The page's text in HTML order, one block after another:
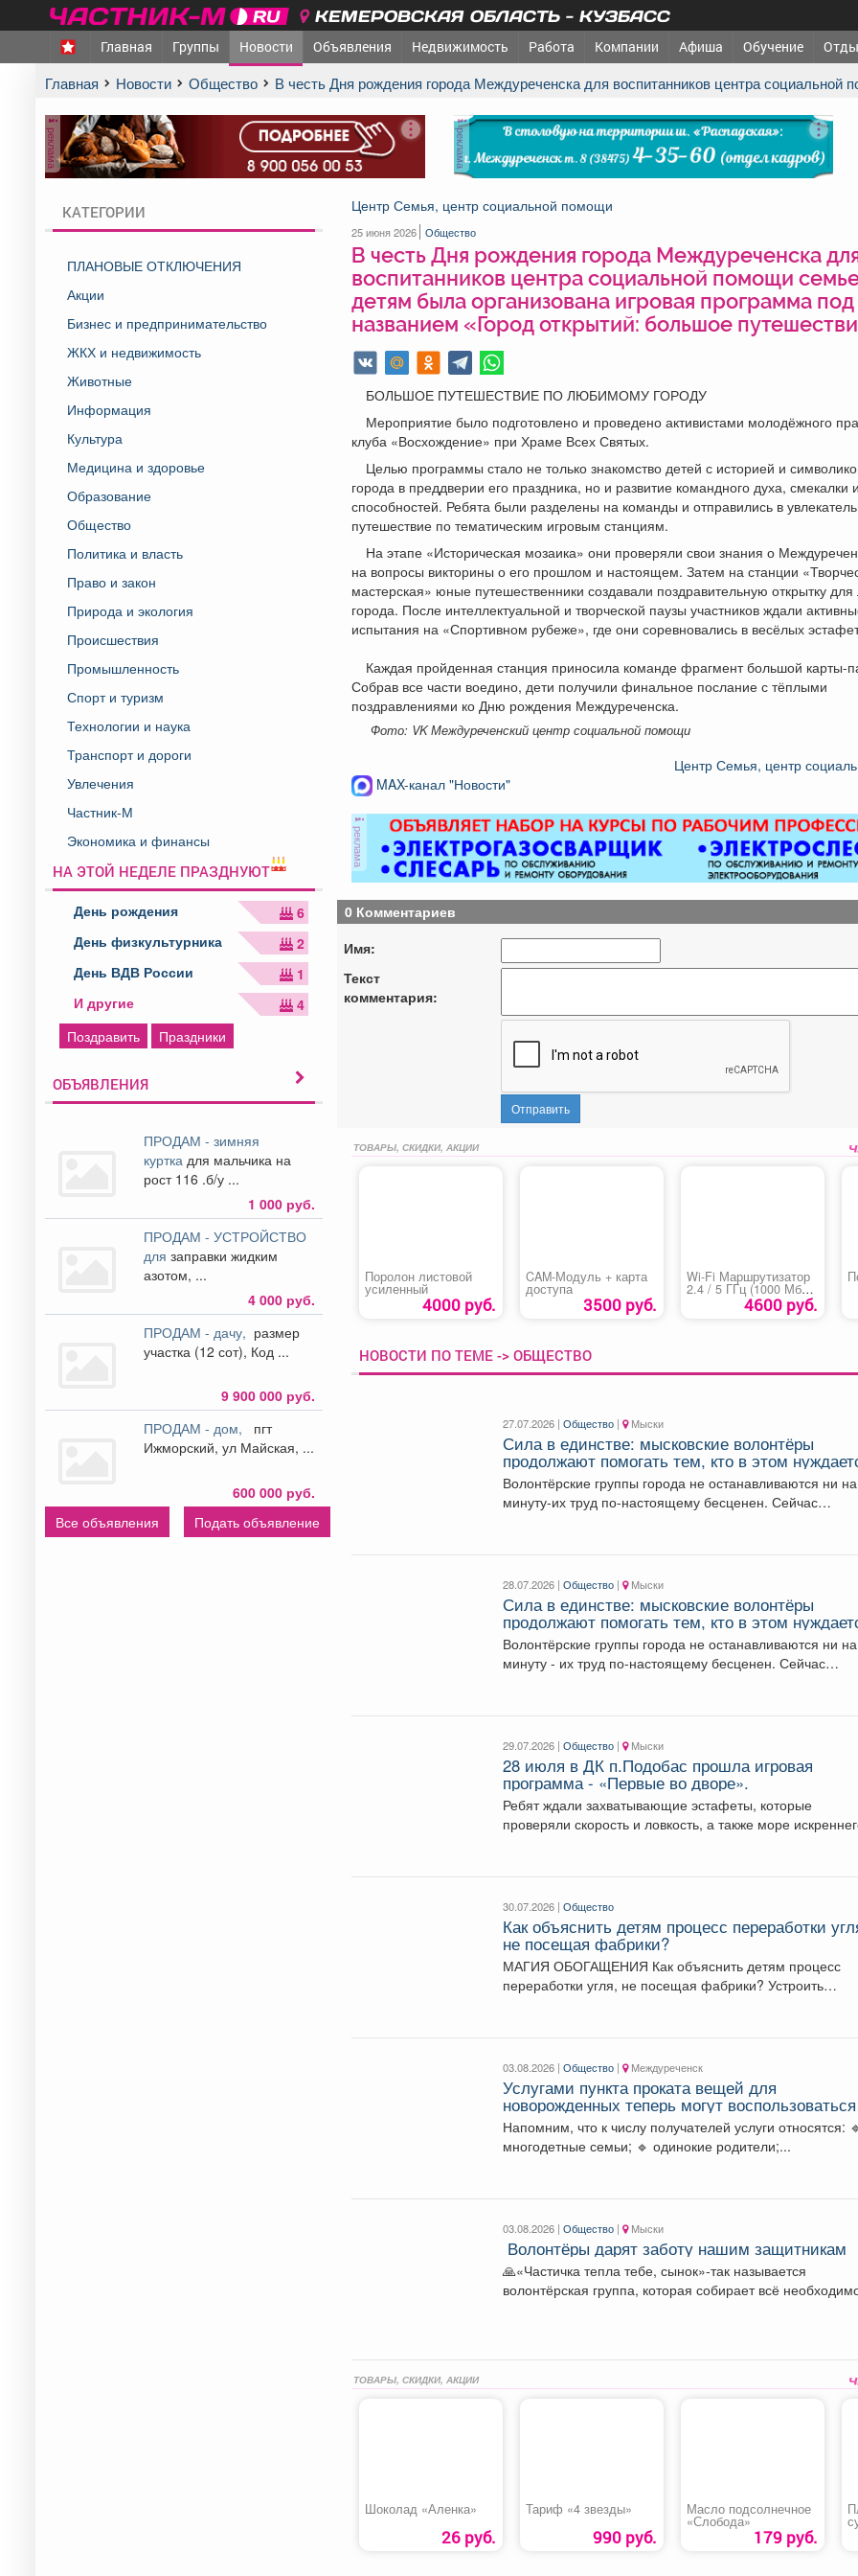
КЕМЕРОВСКАЯ ОБЛАСТЬ - КУЗБАСС
Главная Группы Новости Объявления Недвижимость Работа Компании Афиша Обучение
Главная Новости Общество В честь Дня рождения города Междуреченска для воспитанников центра
реклама реклама
КАТЕГОРИИ
ПЛАНОВЫЕ ОТКЛЮЧЕНИЯ
Акции
Бизнес и предпринимательство
ЖКХ и недвижимость
Животные
Информация
Культура
Медицина и здоровье
Образование
Общество
Политика и власть
Право и закон
Природа и экология
Происшествия
Промышленность
Спорт и туризм
Технологии и наука
Транспорт и дороги
Увлечения
Частник-М
Экономика и финансы
НА ЭТОЙ НЕДЕЛЕ ПРАЗДНУЮТ
День рождения
6
День физкультурника
2
День ВДВ России
1
И другие
4
Поздравить
Праздники
ОБЪЯВЛЕНИЯ
ПРОДАМ - зимняя
куртка для мальчика на
рост 116 .б/у ...
1 000 руб.
ПРОДАМ - УСТРОЙСТВО
длязаправки жидким
азотом, ...
4 000 руб.
ПРОДАМ - дачу, размер
участка (12 сот), Код ...
9 900 000 руб.
ПРОДАМ - дом,
пгт
Ижморский, ул Майская, ...
600 000 руб.
Все объявления
Подать объявление
Центр Семья, центр социальной помощи
25 июня 2026 Общество
В честь Дня рождения города Междуреченска
воспитанников центра социальной помощи
детям была организована игровая программа под
названием «Город открытий: большое
БОЛЬШОЕ ПУТЕШЕСТВИЕ ПО ЛЮБИМОМУ ГОРОДУ
Мероприятие было подготовлено и проведено активистами молодёжного
клуба «Восхождение» при Храме Всех Святых.
Целью программы стало не только знакомство детей с историей и
города в преддверии его праздника, но и развитие командного духа, смекалки
способностей. Ребята были разделены на команды и отправились в
путешествие по тематическим игровым станциям.
На этапе «Историческая мозаика» они проверяли свои знания о
на вопросы викторины о его прошлом и настоящем. Затем на станции
мастерская» юные путешественники создавали поздравительную открытку
города. После интеллектуальной и творческой паузы участников ждали
испытания на «Спортивном рубеже», где они соревновались в весёлых
Каждая пройденная станция приносила команде фрагмент большой карты-
Собрав все части воедино, дети получили финальное послание с тёплыми
поздравлениями ко Дню рождения Междуреченска.
Фото: VK Междуреченский центр социальной помощи
Центр Семья, центр
MAX-канал "Новости"
реклама
0 Комментариев
Имя:
Текст
комментария:
Отправить
ТОВАРЫ, СКИДКИ, АКЦИИ
Поролон листовой
усиленный
4000 руб.
CAM-Модуль + карта
доступа
3500 руб.
Wi-Fi Маршрутизатор
2.4 / 5 ГГц (1000 Мбит/
4600 руб.
НОВОСТИ ПО ТЕМЕ -> ОБЩЕСТВО
27.07.2026 |Общество | Мыски
Сила в единстве: мысковские волонтёры
продолжают помогать тем, кто в этом
Волонтёрские группы города не останавливаются ни на
минуту-их труд по-настоящему бесценен. Сейчас
28.07.2026 |Общество | Мыски
Сила в единстве: мысковские волонтёры
продолжают помогать тем, кто в этом
Волонтёрские группы города не останавливаются ни на
минуту - их труд по-настоящему бесценен. Сейчас
29.07.2026 |Общество | Мыски
28 июля в ДК п.Подобас прошла игровая
программа - «Первые во дворе».
Ребят ждали захватывающие эстафеты, которые
проверяли скорость и ловкость, а также море
30.07.2026 |Общество
Как объяснить детям процесс переработки
не посещая фабрики?
МАГИЯ ОБОГАЩЕНИЯ Как объяснить детям процесс
переработки угля, не посещая фабрики? Устроить
03.08.2026 |Общество | Междуреченск
Услугами пункта проката вещей для
новорожденных теперь могут воспользоваться
молодые родители в возрасте до 35 лет
включительно.
Напомним, что к числу получателей услуги относятся: 🔹
многодетные семьи; 🔹 одинокие родители;...
03.08.2026 |Общество | Мыски
️ Волонтёры дарят заботу нашим защитникам
🙏«Частичка тепла тебе, сынок»-так называется
волонтёрская группа, которая собирает всё
ТОВАРЫ, СКИДКИ, АКЦИИ
Шоколад «Аленка»
26 руб.
Тариф «4 звезды»
990 руб.
Масло подсолнечное
«Слобода»
179 руб.